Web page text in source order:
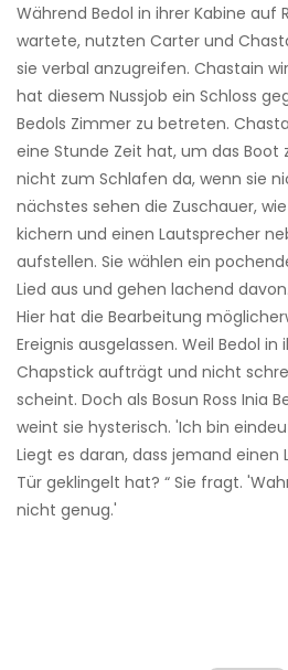
Während Bedol in ihrer Kabine auf
wartete, nutzten Carter und
sie verbal anzugreifen. Chastain
hat diesem Nussjob ein Schloss
Bedols Zimmer zu betreten.
eine Stunde Zeit hat, um das Boot
nicht zum Schlafen da, wenn sie
nächstes sehen die Zuschauer,
kichern und einen Lautsprecher
aufstellen. Sie wählen ein
Lied aus und gehen lachend davon.
Hier hat die Bearbeitung
Ereignis ausgelassen. Weil Bedol
Chapstick aufträgt und nicht
scheint. Doch als Bosun Ross Inia
weint sie hysterisch. 'Ich bin
Liegt es daran, dass jemand
Tür geklingelt hat? “ Sie fragt.
nicht genug.'